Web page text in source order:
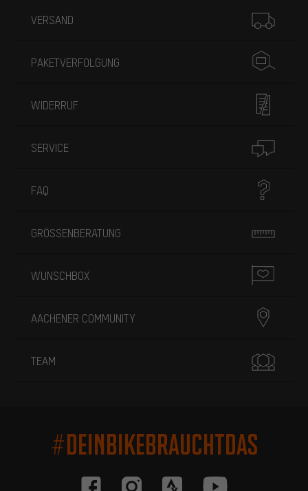
VERSAND
PAKETVERFOLGUNG
WIDERRUF
SERVICE
FAQ
GRÖSSENBERATUNG
WUNSCHBOX
AACHENER COMMUNITY
TEAM
#DEINBIKEBRAUCHTDAS